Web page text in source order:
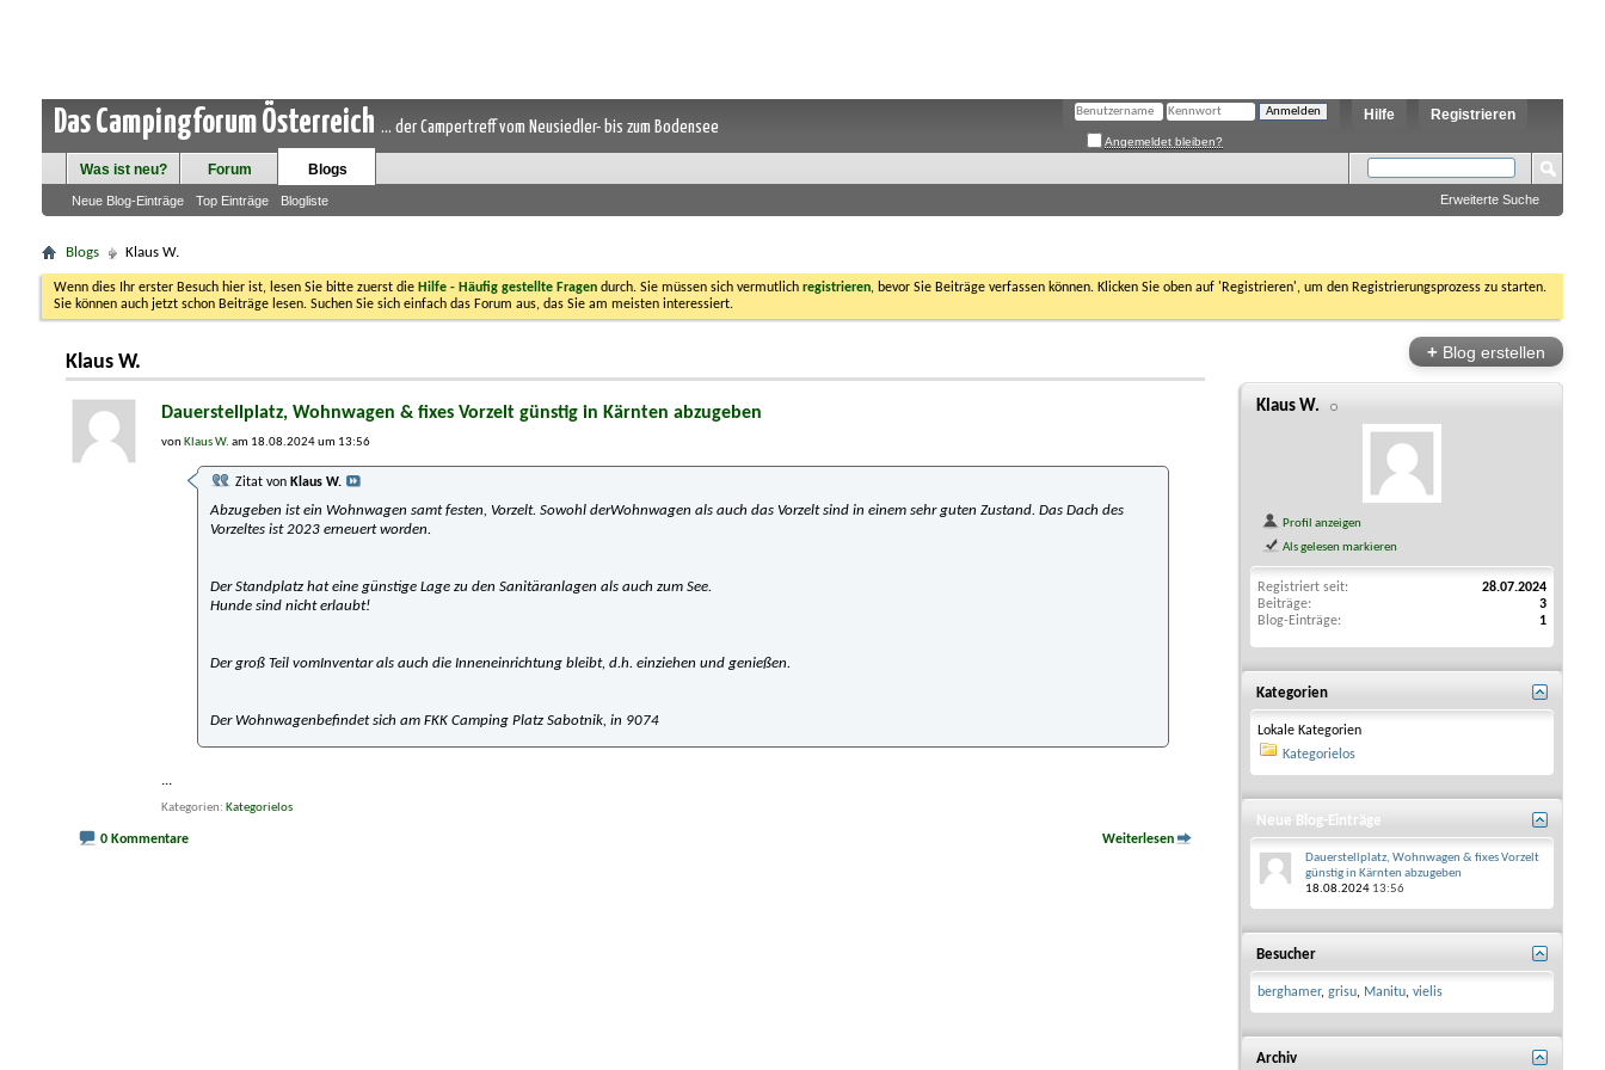
Das Campingforum Österreich ... der Campertreff vom Neusiedler- bis zum Bodensee
Registrieren
Hilfe
Angemeldet bleiben?
Was ist neu? Forum Blogs
Neue Blog-Einträge Top Einträge Blogliste Erweiterte Suche
Blogs Klaus W.
Wenn dies Ihr erster Besuch hier ist, lesen Sie bitte zuerst die Hilfe - Häufig gestellte Fragen durch. Sie müssen sich vermutlich registrieren, bevor Sie Beiträge verfassen können. Klicken Sie oben auf 'Registrieren', um den Registrierungsprozess zu starten.
Sie können auch jetzt schon Beiträge lesen. Suchen Sie sich einfach das Forum aus, das Sie am meisten interessiert.
Klaus W.
Dauerstellplatz, Wohnwagen & fixes Vorzelt günstig in Kärnten abzugeben
von Klaus W. am 18.08.2024 um 13:56
Zitat von Klaus W.
Abzugeben ist ein Wohnwagen samt festen, Vorzelt. Sowohl derWohnwagen als auch das Vorzelt sind in einem sehr guten Zustand. Das Dach des
Vorzeltes ist 2023 erneuert worden.
Der Standplatz hat eine günstige Lage zu den Sanitäranlagen als auch zum See.
Hunde sind nicht erlaubt!
Der groß Teil vomInventar als auch die Inneneinrichtung bleibt, d.h. einziehen und genießen.
Der Wohnwagenbefindet sich am FKK Camping Platz Sabotnik, in 9074
...
Kategorien Kategorielos
0 Kommentare Weiterlesen
+ Blog erstellen
Klaus W.
Profil anzeigen
Als gelesen markieren
Registriert seit
28.07.2024
Beiträge
3
Blog-Einträge
1
Kategorien
Lokale Kategorien
Kategorielos
Neue Blog-Einträge
Dauerstellplatz, Wohnwagen & fixes Vorzelt
günstig in Kärnten abzugeben
18.08.2024 13:56
Besucher
berghamer, grisu, Manitu, vielis
Archiv